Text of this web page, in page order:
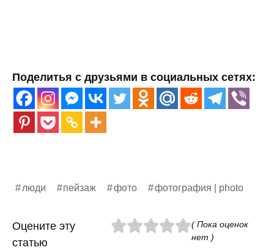
Поделитья с друзьями в социальных сетях:
люди пейзаж фото фотография | photo
Оцените эту
статью
( Пока оценок
нет )